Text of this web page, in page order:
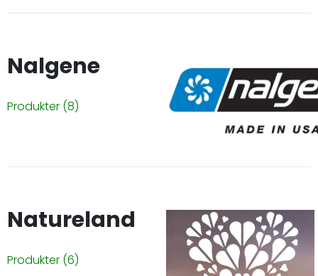
Nalgene
Produkter (8)
Natureland
Produkter (6)